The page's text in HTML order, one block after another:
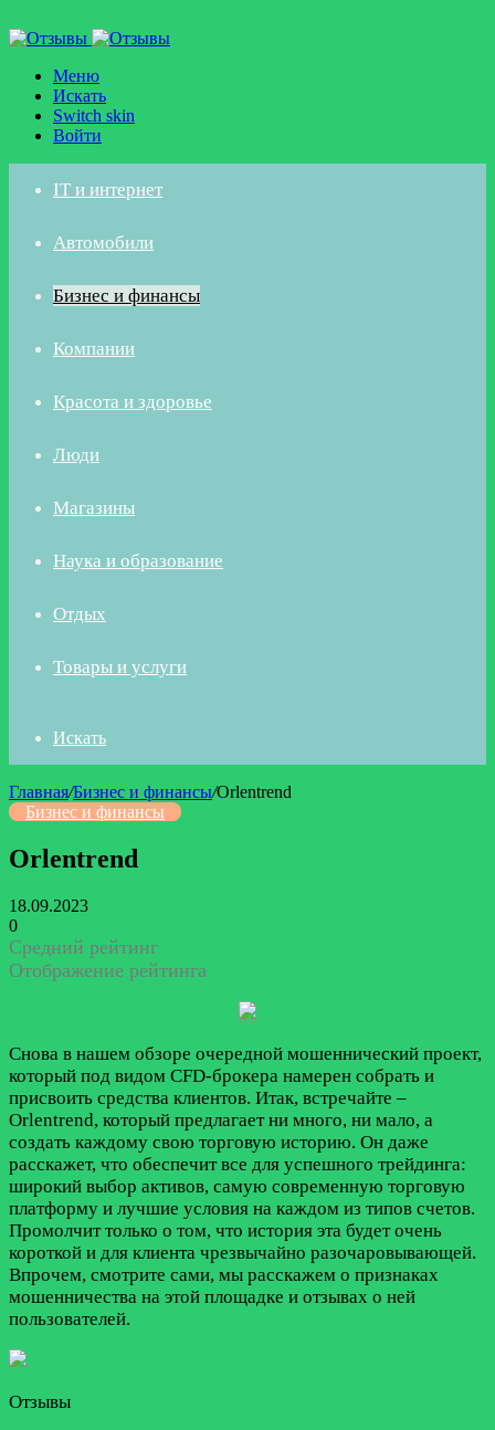
Меню
Искать
Switch skin
Войти
IT и интернет
Автомобили
Бизнес и финансы
Компании
Красота и здоровье
Люди
Магазины
Наука и образование
Отдых
Товары и услуги
Искать
Главная/Бизнес и финансы/Orlentrend
Бизнес и финансы
Orlentrend
18.09.2023
0
Средний рейтинг
Отображение рейтинга
Снова в нашем обзоре очередной мошеннический проект,
который под видом CFD-брокера намерен собрать и
присвоить средства клиентов. Итак, встречайте –
Orlentrend, который предлагает ни много, ни мало, а
создать каждому свою торговую историю. Он даже
расскажет, что обеспечит все для успешного трейдинга:
широкий выбор активов, самую современную торговую
платформу и лучшие условия на каждом из типов счетов.
Промолчит только о том, что история эта будет очень
короткой и для клиента чрезвычайно разочаровывающей.
Впрочем, смотрите сами, мы расскажем о признаках
мошенничества на этой площадке и отзывах о ней
пользователей.
Отзывы